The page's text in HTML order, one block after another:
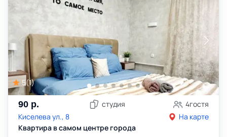
5(1)
90 р. студия 4гостя
Киселева ул., 8
На карте
Квартира в самом центре города